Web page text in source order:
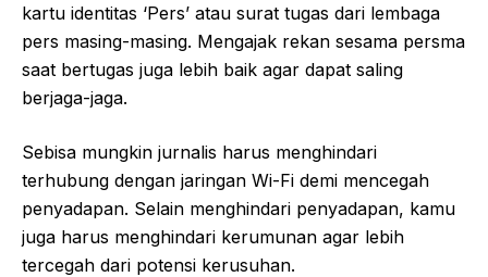
kartu identitas ‘Pers’ atau surat tugas dari lembaga
pers masing-masing. Mengajak rekan sesama persma
saat bertugas juga lebih baik agar dapat saling
berjaga-jaga.
Sebisa mungkin jurnalis harus menghindari
terhubung dengan jaringan Wi-Fi demi mencegah
penyadapan. Selain menghindari penyadapan, kamu
juga harus menghindari kerumunan agar lebih
tercegah dari potensi kerusuhan.